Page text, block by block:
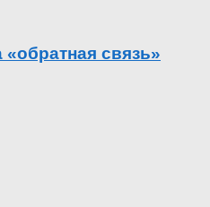
«обратная связь»